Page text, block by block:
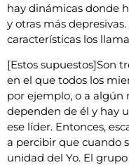
hay dinámicas donde
y otras más
características los
[Estos supuestos]Son
en el que todos los
por ejemplo, o a
dependen de él y hay
ese líder. Entonces,
a percibir que cuando
unidad del Yo. El